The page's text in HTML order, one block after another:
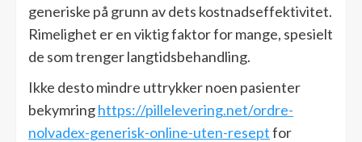
generiske på grunn av dets kostnadseffektivitet.
Rimelighet er en viktig faktor for mange, spesielt
de som trenger langtidsbehandling.
Ikke desto mindre uttrykker noen pasienter
bekymringhttps://pillelevering.net/ordre-
nolvadex-generisk-online-uten-reseptfor